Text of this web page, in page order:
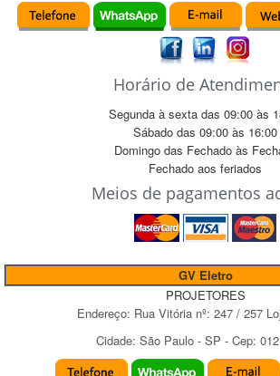
Horário de
Segunda à sexta das 09:00 às
Sábado das 09:00 às 16:00
Domingo das Fechadoàs
Fechado aos feriados
Meios de pagamentos
GV Eletro
PROJETORES
Endereço: Rua Vitória nº: 247 / 257
Cidade: São Paulo - SP - Cep: